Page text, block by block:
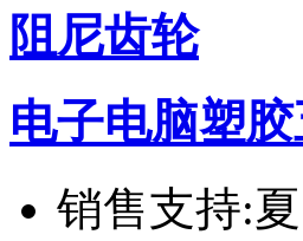
阻尼齿轮
电子电脑塑
销售支持: